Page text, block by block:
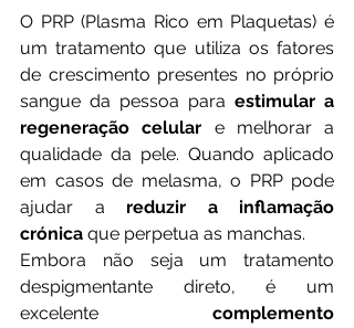
O PRP (Plasma Rico em Plaquetas) é
um tratamento que utiliza os fatores
de crescimento presentes no próprio
sangue da pessoa para estimular a
regeneração celular e melhorar a
qualidade da pele. Quando aplicado
em casos de melasma, o PRP pode
ajudar a reduzir a inflamação
crónica que perpetua as manchas.
Embora não seja um tratamento
despigmentante direto, é um
excelente complemento